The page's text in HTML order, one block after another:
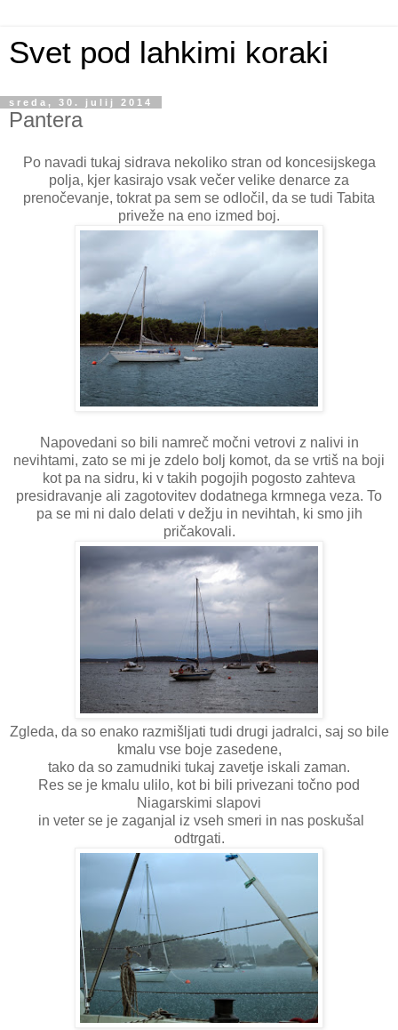
Svet pod lahkimi koraki
sreda, 30. julij 2014
Pantera
Po navadi tukaj sidrava nekoliko stran od koncesijskega
polja, kjer kasirajo vsak večer velike denarce za
prenočevanje, tokrat pa sem se odločil, da se tudi Tabita
priveže na eno izmed boj.
Napovedani so bili namreč močni vetrovi z nalivi in
nevihtami, zato se mi je zdelo bolj komot, da se vrtiš na boji
kot pa na sidru, ki v takih pogojih pogosto zahteva
presidravanje ali zagotovitev dodatnega krmnega veza. To
pa se mi ni dalo delati v dežju in nevihtah, ki smo jih
pričakovali.
Zgleda, da so enako razmišljati tudi drugi jadralci, saj so bile
kmalu vse boje zasedene,
tako da so zamudniki tukaj zavetje iskali zaman.
Res se je kmalu ulilo, kot bi bili privezani točno pod
Niagarskimi slapovi
in veter se je zaganjal iz vseh smeri in nas poskušal
odtrgati.